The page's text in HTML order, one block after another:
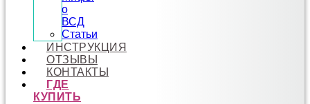
о
ВСД
Статьи
ИНСТРУКЦИЯ
ОТЗЫВЫ
КОНТАКТЫ
ГДЕ
КУПИТЬ